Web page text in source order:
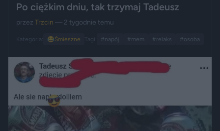
Po ciężkim dniu, tak trzymaj Tadeusz
przez Trzcin — 2 tygodnie temu
Kategoria: 😂Śmieszne Tagi: #napój #mem #relaks #osoba